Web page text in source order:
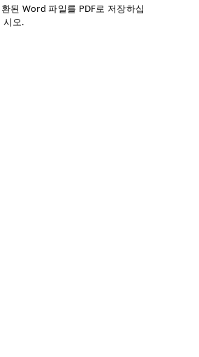
된 Word 파일를 PDF로 저장하십
시오.